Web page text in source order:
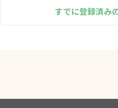
すでに登録済み